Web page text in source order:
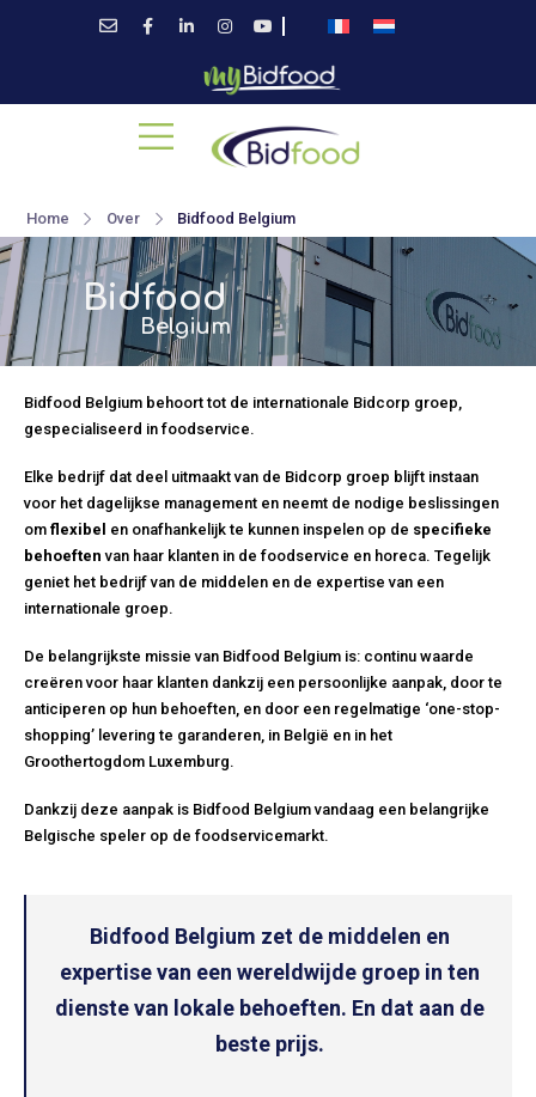
Home Over Bidfood Belgium
Bidfood
Belgium
Bidfood Belgium behoort tot de internationale Bidcorp groep,
gespecialiseerd in foodservice.
Elke bedrijf dat deel uitmaakt van de Bidcorp groep blijft instaan
voor het dagelijkse management en neemt de nodige beslissingen
om flexibel en onafhankelijk te kunnen inspelen op de specifieke
behoeften van haar klanten in de foodservice en horeca. Tegelijk
geniet het bedrijf van de middelen en de expertise van een
internationale groep.
De belangrijkste missie van Bidfood Belgium is: continu waarde
creëren voor haar klanten dankzij een persoonlijke aanpak, door te
anticiperen op hun behoeften, en door een regelmatige ‘one-stop-
shopping’ levering te garanderen, in België en in het
Groothertogdom Luxemburg.
Dankzij deze aanpak is Bidfood Belgium vandaag een belangrijke
Belgische speler op de foodservicemarkt.
Bidfood Belgium zet de middelen en
expertise van een wereldwijde groep in ten
dienste van lokale behoeften. En dat aan de
beste prijs.